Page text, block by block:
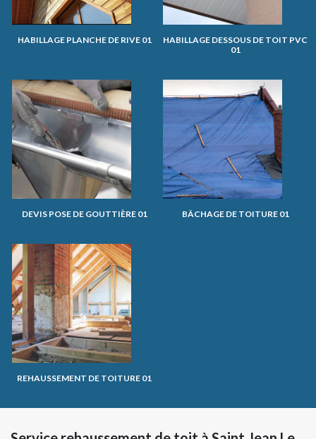
HABILLAGE PLANCHE DE RIVE 01
HABILLAGE DESSOUS DE TOIT PVC
01
DEVIS POSE DE GOUTTIÈRE 01 BÂCHAGE DE TOITURE 01
REHAUSSEMENT DE TOITURE 01